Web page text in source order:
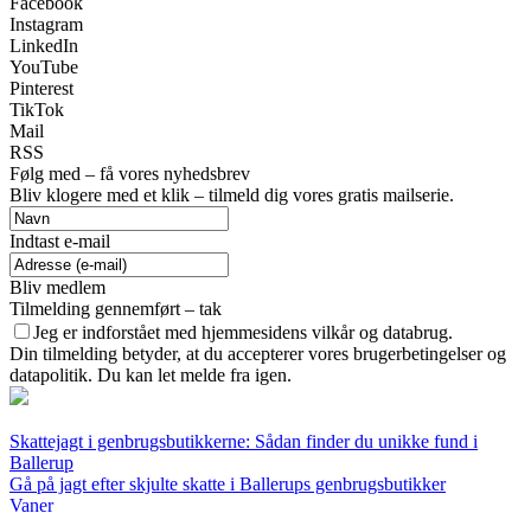
Instagram
LinkedIn
YouTube
Pinterest
TikTok
Mail
RSS
Følg med – få vores nyhedsbrev
Bliv klogere med et klik – tilmeld dig vores gratis mailserie.
Indtast e-mail
Bliv medlem
Tilmelding gennemført – tak
Jeg er indforstået med hjemmesidens vilkår og databrug.
Din tilmelding betyder, at du accepterer vores brugerbetingelser og
datapolitik. Du kan let melde fra igen.
Skattejagt i genbrugsbutikkerne: Sådan finder du unikke fund i
Ballerup
Gå på jagt efter skjulte skatte i Ballerups genbrugsbutikker
Vaner